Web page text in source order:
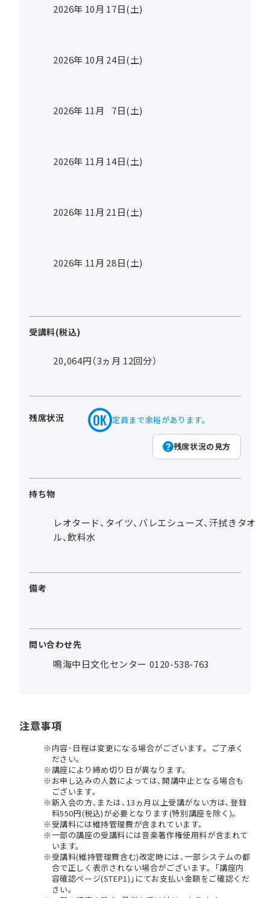
2026年 10月 17日(土)
2026年 10月 24日(土)
2026年 11月 7日(土)
2026年 11月 14日(土)
2026年 11月 21日(土)
2026年 11月 28日(土)
受講料(税込)
20,064円（3ヵ月 12回分）
残席状況 定員まで余裕があります。
残席状況の見方
持ち物
レオタード、タイツ、バレエシューズ、汗拭きタオ
ル、飲料水
備考
問い合わせ先
鳴海中日文化センター 0120-538-763
注意事項
内容･日程は変更になる場合がございます。ご了承く
ださい。
講座により締め切り日が異なります。
お申し込みの人数によっては､開講中止となる場合も
ございます。
新入会の方､または､13ヵ月以上受講がない方は､登録
料550円(税込)が必要となります(特別講座を除く)。
受講料には維持管理費が含まれています。
一部の講座の受講料には音楽著作権使用料が含まれて
います。
受講料(維持管理費含む)改定時には､一部システムの都
合で正しく表示されない場合がございます。｢講座内
容確認ページ(STEP1)｣にてお支払い金額をご確認くだ
さい。